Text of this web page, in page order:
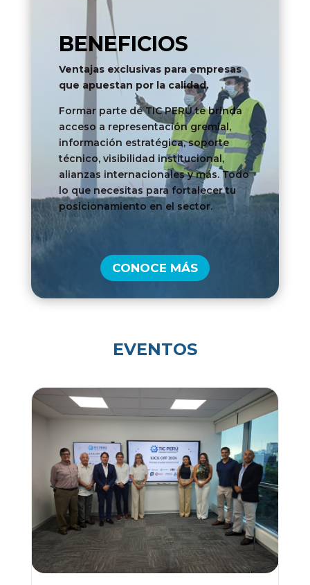
BENEFICIOS
Ventajas exclusivas para empresas
que apuestan por la calidad.
Formar parte de TIC PERÚ te brinda
acceso a representación gremial,
información estratégica, soporte
técnico, visibilidad institucional,
alianzas internacionales y más. Todo
lo que necesitas para fortalecer tu
posicionamiento en el sector.
CONOCE MÁS
EVENTOS